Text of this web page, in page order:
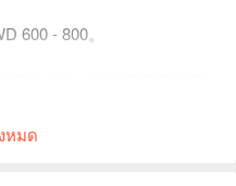
600 - 800。
หมด